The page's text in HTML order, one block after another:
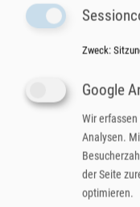
Anzuwendender Steuersatz
Eine fortlaufende
innergemeinschaftlichen
bestimmten
UND
Zweck:
Google
Wir
Analysen.
der Seite
optimieren.